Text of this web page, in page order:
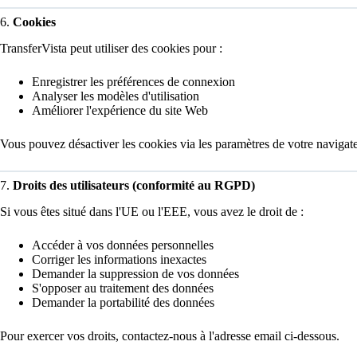
6. Cookies
TransferVista peut utiliser des cookies pour :
Enregistrer les préférences de connexion
Analyser les modèles d'utilisation
Améliorer l'expérience du site Web
Vous pouvez désactiver les cookies via les paramètres de votre
7. Droits des utilisateurs (conformité au RGPD)
Si vous êtes situé dans l'UE ou l'EEE, vous avez le droit de :
Accéder à vos données personnelles
Corriger les informations inexactes
Demander la suppression de vos données
S'opposer au traitement des données
Demander la portabilité des données
Pour exercer vos droits, contactez-nous à l'adresse email ci-dessous.